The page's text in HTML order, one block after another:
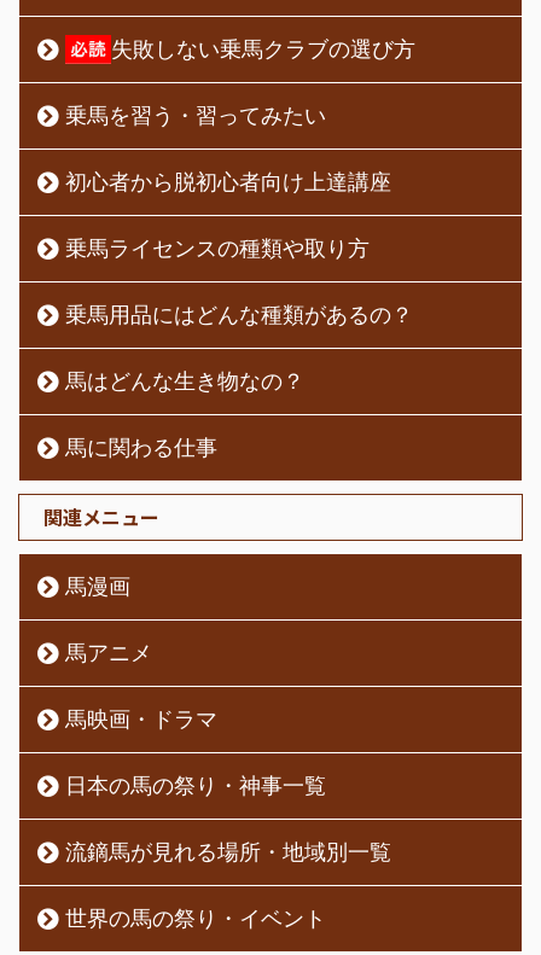
失敗しない乗馬クラブの選び方
乗馬を習う・習ってみたい
初心者から脱初心者向け上達講座
乗馬ライセンスの種類や取り方
乗馬用品にはどんな種類があるの？
馬はどんな生き物なの？
馬に関わる仕事
関連メニュー
馬漫画
馬アニメ
馬映画・ドラマ
日本の馬の祭り・神事一覧
流鏑馬が見れる場所・地域別一覧
世界の馬の祭り・イベント